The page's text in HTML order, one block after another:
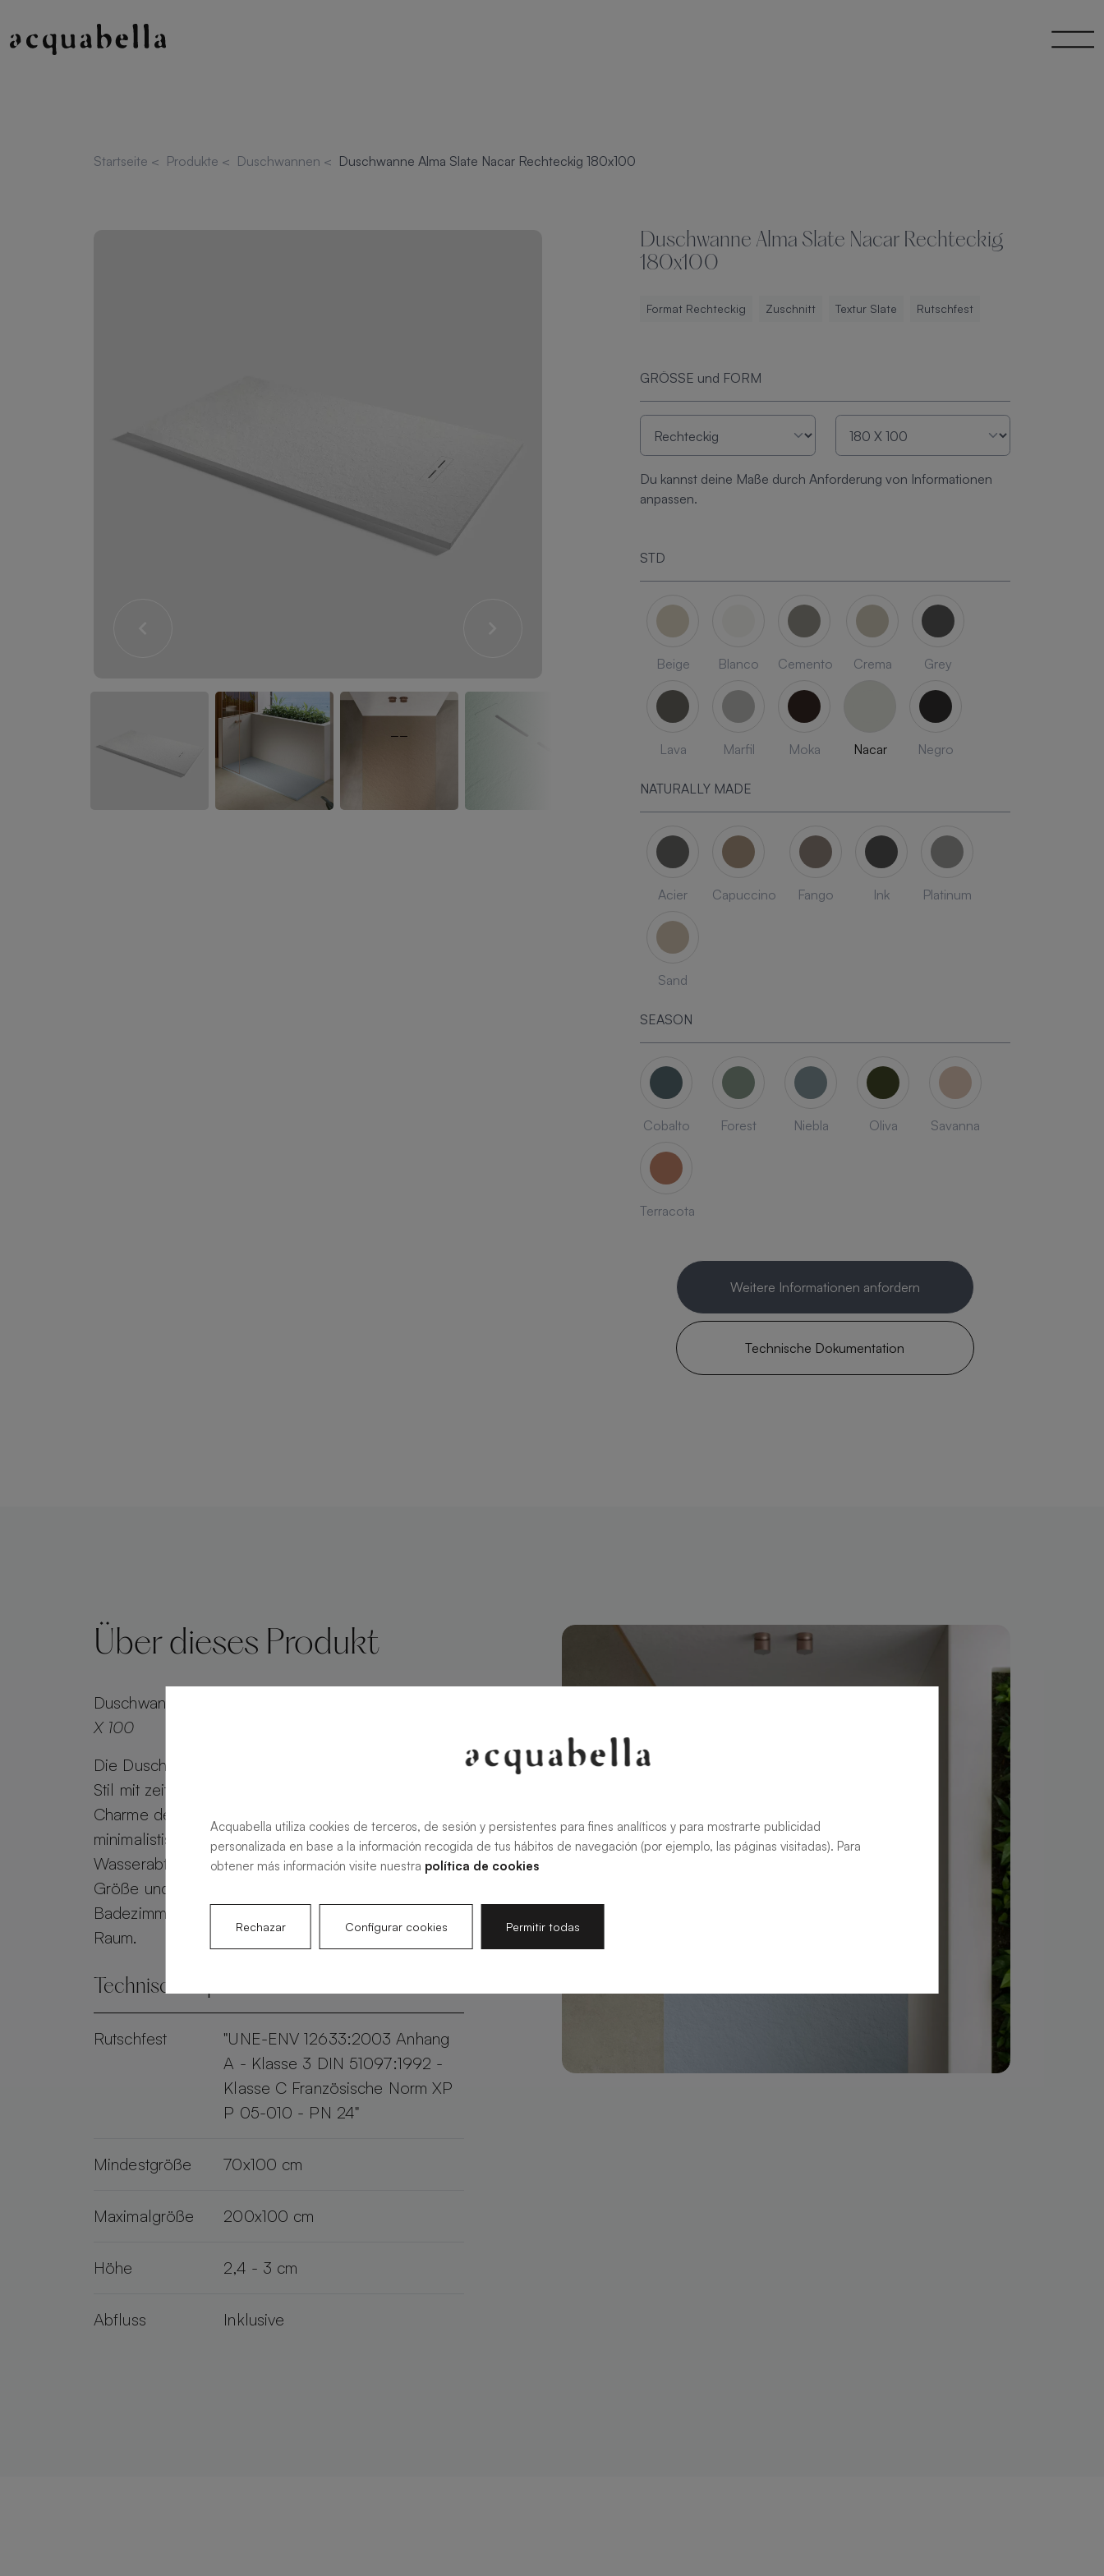
Startseite < Produkte < Duschwannen < Duschwanne Alma Slate Nacar Rechteckig 180x100
Duschwanne Alma Slate Nacar Rechteckig
180x100
Format Rechteckig Zuschnitt Textur Slate Rutschfest
GRÖSSE und FORM
Du kannst deine Maße durch Anforderung von Informationen
anpassen.
STD
Beige Blanco Cemento Crema Grey
Lava Marfil Moka Nacar Negro
NATURALLY MADE
Acier Capuccino Fango Ink Platinum
Sand
SEASON
Cobalto Forest Niebla Oliva Savanna
Terracota
Weitere Informationen anfordern
Technische Dokumentation
Über dieses Produkt
Duschwanne
X 100
Die Duschwanne Alma Slate kombiniert modernen
Stil mit zeitlosem Reiz. Alma Slate behält den
Charme der Steinoptik bei, während sein
minimalistisches Gitter einen effizienteren
Wasserabfluss gewährleistet. Personalisierbar in
Größe und Farbe, verwandelt die Alma Slate Ihr
Badezimmer in einen eleganten und praktischen
Raum.
Technische Spezifikationen
Rutschfest
"UNE-ENV 12633:2003 Anhang
A - Klasse 3 DIN 51097:1992 -
Klasse C Französische Norm XP
P 05-010 - PN 24"
Mindestgröße 70x100 cm
Maximalgröße 200x100 cm
Höhe 2,4 - 3 cm
Abfluss Inklusive
Acquabella utiliza cookies de terceros, de sesión y persistentes para fines analíticos y para mostrarte publicidad
personalizada en base a la información recogida de tus hábitos de navegación (por ejemplo, las páginas visitadas). Para
obtener más información visite nuestra política de cookies
Rechazar Configurar cookies Permitir todas